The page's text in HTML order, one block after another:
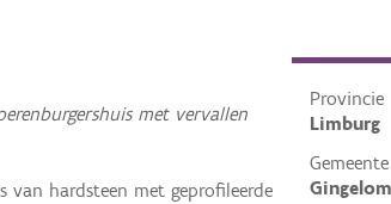
Provincie
Limburg
Gemeente
Gingelom
met vervallen
hardsteen met geprofileerde